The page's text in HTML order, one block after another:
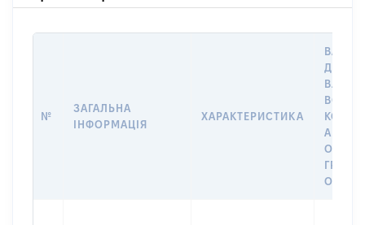
№
ЗАГАЛЬНА
ІНФОРМАЦІЯ
ХАРАКТЕРИСТИКА
ДАТУ
АБО